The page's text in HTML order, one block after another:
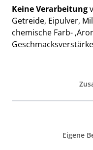
Keine Verarbeitung
Getreide, Eipulver,
chemische Farb-
Eigene